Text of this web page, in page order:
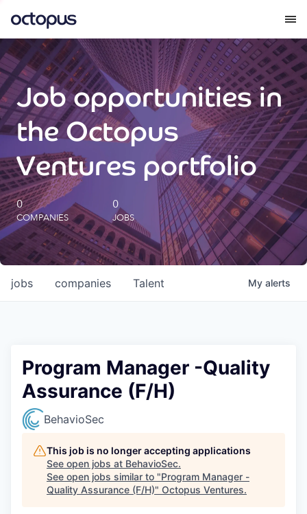
What we do
How we do it
Our impact
Future Generations Reports
Octopus Giving
Careers
Job opportunities in
the Octopus
Ventures portfolio
0
COMPANIES
0
JOBS
jobs companies Talent My alerts
Program Manager -Quality
Assurance (F/H)
BehavioSec
This job is no longer accepting applications
See open jobs at BehavioSec.
See open jobs similar to "Program Manager -
Quality Assurance (F/H)" Octopus Ventures.